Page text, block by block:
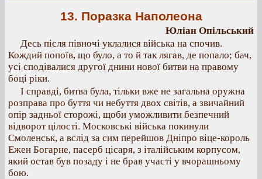
13. Поразка Наполеона
Юліан Опільський
Десь після півночі уклалися війська на спочив.
Кождий попоїв, що було, а то й так лягав, де попало; бач,
усі сподівалися другої днини нової битви на правому
боці ріки.
І справді, битва була, тільки вже не загальна оружна
розправа про буття чи небуття двох світів, а звичайний
опір задньої сторожі, щоби уможливити безпечний
відворот цілості. Московські війська покинули
Смоленськ, а вслід за сим перейшов Дніпро віце-король
Ежен Богарне, пасерб цісаря, з італійським корпусом,
який остав був позаду і не брав участі у вчорашньому
бою.